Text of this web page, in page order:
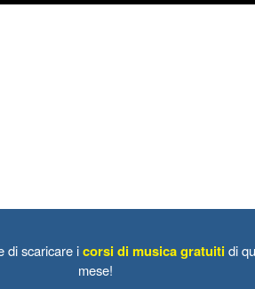
di scaricare icorsi di musica gratuiti di
mese!